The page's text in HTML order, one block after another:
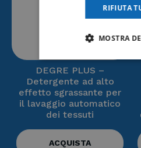
DEGRE PLUS –
Detergente ad alto
effetto sgrassante per
il lavaggio automatico
dei tessuti
ACQUISTA
RIFIUTA
MOSTRA